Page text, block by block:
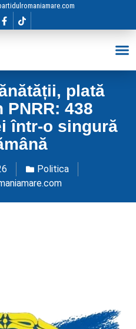
plată
438
într-o singură
Politica